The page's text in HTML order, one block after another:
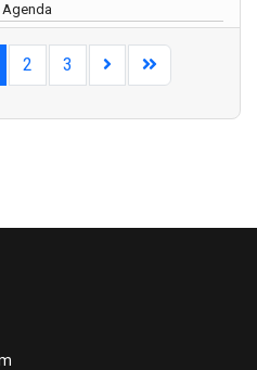
Limite de la pagination
2 3